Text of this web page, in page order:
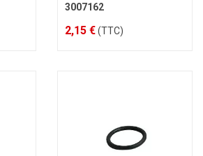
3007162
2,15 €(TTC)